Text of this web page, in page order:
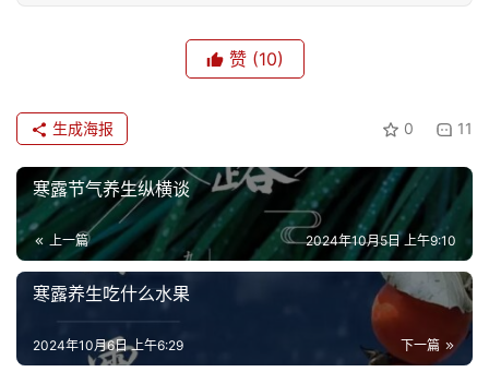
儿
娱
乐
专
题
更
注册
赞 (10)
0 11
生成海报
寒露节气养生纵横谈
上一篇 2024年10月5日 上午9:10
寒露养生吃什么水果
下一篇
2024年10月6日 上午6:29